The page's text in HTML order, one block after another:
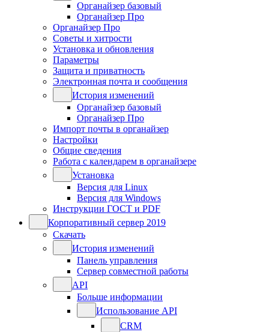
Органайзер базовый
Органайзер Про
Органайзер Про
Советы и хитрости
Установка и обновления
Параметры
Защита и приватность
Электронная почта и сообщения
История изменений
Органайзер базовый
Органайзер Про
Импорт почты в органайзер
Настройки
Общие сведения
Работа с календарем в органайзере
Установка
Версия для Linux
Версия для Windows
Инструкции ГОСТ и PDF
Корпоративный сервер 2019
Скачать
История изменений
Панель управления
Сервер совместной работы
API
Больше информации
Использование API
CRM